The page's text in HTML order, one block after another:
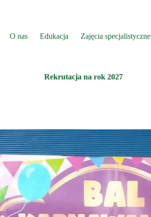
O nas Edukacja Zajęcia specjalistyczne
Rekrutacja na rok 2027